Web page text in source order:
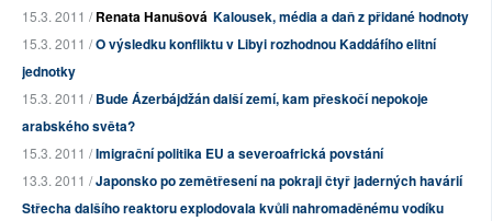
15.3. 2011 /Renata Hanušová Kalousek, média a daň z přidané hodnoty
15.3. 2011 /O výsledku konfliktu v Libyi rozhodnou Kaddáfího elitní
jednotky
15.3. 2011 /Bude Ázerbájdžán další zemí, kam přeskočí nepokoje
arabského světa?
15.3. 2011 /Imigrační politika EU a severoafrická povstání
13.3. 2011 /Japonsko po zemětřesení na pokraji čtyř jaderných havárií
Střecha dalšího reaktoru explodovala kvůli nahromaděnému vodíku